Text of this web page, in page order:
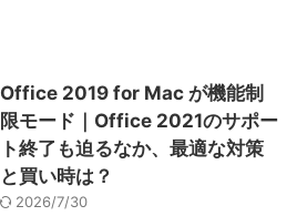
Office 2019 for Mac が機能制
限モード｜Office 2021のサポー
ト終了も迫るなか、最適な対策
と買い時は？
2026/7/30